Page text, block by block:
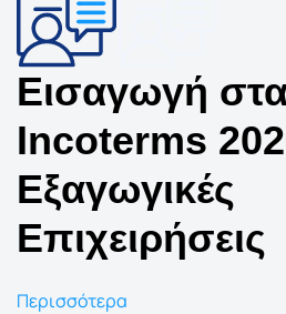
Εισαγωγή
Incoterms
Εξαγωγικές
Επιχειρήσεις
Περισσότερα